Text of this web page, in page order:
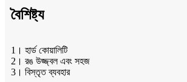
বৈশিষ্ট্য
1। হার্ড কোয়ালিটি
2। রঙ উজ্জ্বল এবং সহজ
3। বিস্তৃত ব্যবহার